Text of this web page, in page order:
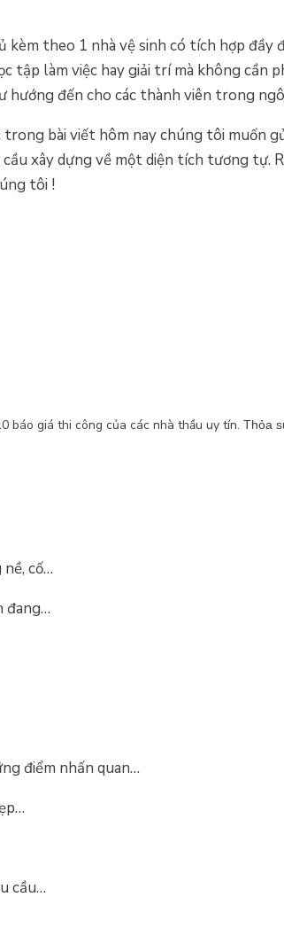
theo 1 nhà vệ sinh có tích hợp đầy
tập làm việc hay giải trí mà không cần
đến cho các thành viên trong
bài viết hôm nay chúng tôi muốn
xây dựng về một diện tích tương tự.
tôi !
báo giá thi công của các nhà thầu uy tín. Thỏa
cố…
đang…
điểm nhấn quan…
cầu…